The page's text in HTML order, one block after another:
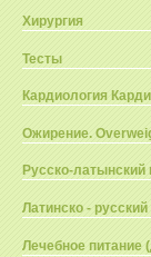
Хирургия
Тесты
Кардиология
Ожирение.
Русско-латынский
Латинско - русский
Лечебное питание